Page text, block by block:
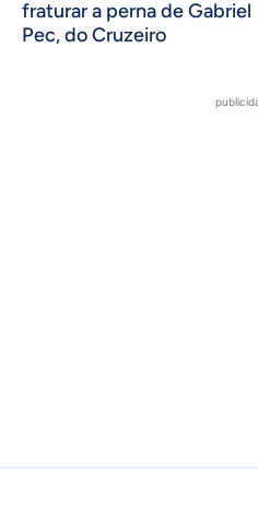
fraturar a perna de Gabriel
Pec, do Cruzeiro